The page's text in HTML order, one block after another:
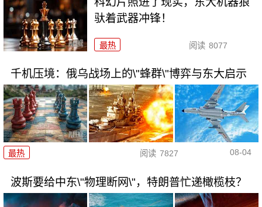
驮着武器冲锋！
最热 阅读 8077
千机压境：俄乌战场上的\"蜂群\"博弈与东大启示
最热 阅读 7827 08-04
波斯要给中东\"物理断网\"，特朗普忙递橄榄枝？